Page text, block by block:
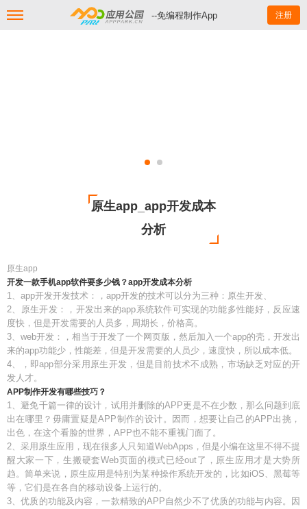
--免编程制作App 注册
原生app_app开发成本
分析
原生app
开发一款手机app软件要多少钱？app开发成本分析
1、app开发开发技术：，app开发的技术可以分为三种：原生开发、
2、原生开发：，开发出来的app系统软件可实现的功能多性能好，反应速
度快，但是开发需要的人员多，周期长，价格高。
3、web开发：，相当于开发了一个网页版，然后加入一个app的壳，开发出
来的app功能少，性能差，但是开发需要的人员少，速度快，所以成本低。
4、，即app部分采用原生开发，但是目前技术不成熟，市场缺乏对应的开
发人才。
APP制作开发有哪些技巧？
1、避免千篇一律的设计，试用并删除的APP更是不在少数，那么问题到底
出在哪里？毋庸置疑是APP制作的设计。因而，想要让自己的APP出挑，
出色，在这个看脸的世界，APP也不能不重视门面了。
2、采用原生应用，现在很多人只知道WebApps，但是小编在这里不得不提
醒大家一下，生搬硬套Web页面的模式已经out了，原生应用才是大势所
趋。简单来说，原生应用是特别为某种操作系统开发的，比如iOS、黑莓等
等，它们是在各自的移动设备上运行的。
3、优质的功能及内容，一款精致的APP自然少不了优质的功能与内容。因